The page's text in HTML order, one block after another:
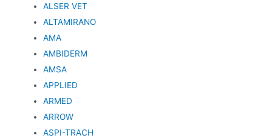
ALSER VET
ALTAMIRANO
AMA
AMBIDERM
AMSA
APPLIED
ARMED
ARROW
ASPI-TRACH